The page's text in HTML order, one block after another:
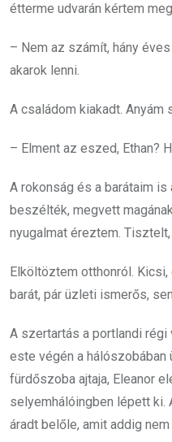
étterme udvarán kértem
– Nem az számít, hány
akarok lenni.
A családom kiakadt. Anyám
– Elment az eszed, Ethan?
A rokonság és a barátaim
beszélték, megvett
nyugalmat éreztem.
Elköltöztem otthonról.
barát, pár üzleti ismerős,
A szertartás a portlandi régi
este végén a hálószobában
fürdőszoba ajtaja, Eleanor
selyemhálóingben lépett ki.
áradt belőle, amit addig nem